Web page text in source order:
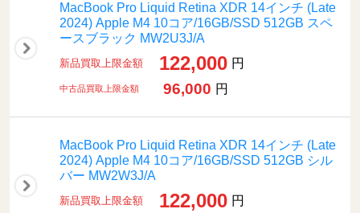
MacBook Pro Liquid Retina XDR 14インチ (Late
2024) Apple M4 10コア/16GB/SSD 512GB スペ
ースブラック MW2U3J/A
新品買取上限金額 122,000 円
中古品買取上限金額 96,000 円
MacBook Pro Liquid Retina XDR 14インチ (Late
2024) Apple M4 10コア/16GB/SSD 512GB シル
バー MW2W3J/A
新品買取上限金額 122,000 円